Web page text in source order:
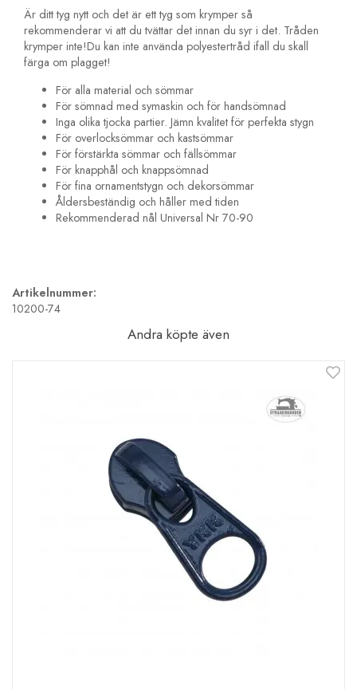
Är ditt tyg nytt och det är ett tyg som krymper så
rekommenderar vi att du tvättar det innan du syr i det. Tråden
krymper inte!Du kan inte använda polyestertråd ifall du skall
färga om plagget!
För alla material och sömmar
För sömnad med symaskin och för handsömnad
Inga olika tjocka partier. Jämn kvalitet för perfekta stygn
För overlocksömmar och kastsömmar
För förstärkta sömmar och fällsömmar
För knapphål och knappsömnad
För fina ornamentstygn och dekorsömmar
Åldersbeständig och håller med tiden
Rekommenderad nål Universal Nr 70-90
Artikelnummer:
10200-74
Andra köpte även